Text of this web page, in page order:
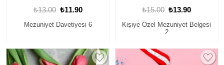
₺13.00 ₺11.90
Mezuniyet Davetiyesi 6
₺15.00 ₺13.90
Kişiye Özel Mezuniyet Belgesi
2